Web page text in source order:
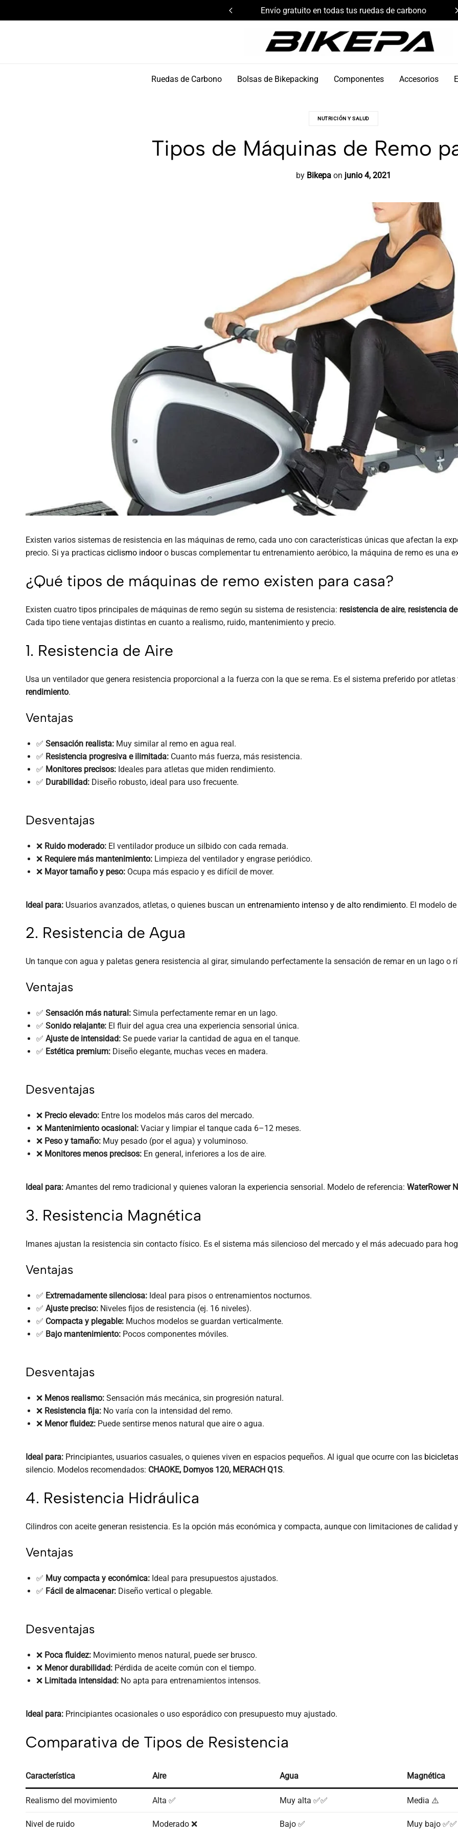
Envío gratuito en todas tus ruedas de carbono
Ruedas de Carbono
Bolsas de Bikepacking Componentes Accesorios
NUTRICIÓN Y SALUD
Tipos de Máquinas de Remo
by Bikepa on junio 4, 2021
Existen varios sistemas de resistencia en las máquinas de remo, cada uno con características únicas que afectan la
precio. Si ya practicas ciclismo indooro buscas complementar tu entrenamiento aeróbico, la máquina de remo es una
¿Qué tipos de máquinas de remo existen para casa?
Existen cuatro tipos principales de máquinas de remo según su sistema de resistencia: resistencia de aire, resistencia
Cada tipo tiene ventajas distintas en cuanto a realismo, ruido, mantenimiento y precio.
1. Resistencia de Aire
Usa un ventilador que genera resistencia proporcional a la fuerza con la que se rema. Es el sistema preferido por
rendimiento.
Ventajas
✅ Sensación realista:Muy similar al remo en agua real.
✅ Resistencia progresiva e ilimitada:Cuanto más fuerza, más resistencia.
✅ Monitores precisos:Ideales para atletas que miden rendimiento.
✅ Durabilidad:Diseño robusto, ideal para uso frecuente.
Desventajas
❌ Ruido moderado:El ventilador produce un silbido con cada remada.
❌ Requiere más mantenimiento:Limpieza del ventilador y engrase periódico.
❌ Mayor tamaño y peso:Ocupa más espacio y es difícil de mover.
Ideal para: Usuarios avanzados, atletas, o quienes buscan un entrenamiento intenso y de alto rendimiento. El modelo
2. Resistencia de Agua
Un tanque con agua y paletas genera resistencia al girar, simulando perfectamente la sensación de remar en un lago o
Ventajas
✅ Sensación más natural:Simula perfectamente remar en un lago.
✅ Sonido relajante:El fluir del agua crea una experiencia sensorial única.
✅ Ajuste de intensidad:Se puede variar la cantidad de agua en el tanque.
✅ Estética premium:Diseño elegante, muchas veces en madera.
Desventajas
❌ Precio elevado:Entre los modelos más caros del mercado.
❌ Mantenimiento ocasional:Vaciar y limpiar el tanque cada 6–12 meses.
❌ Peso y tamaño:Muy pesado (por el agua) y voluminoso.
❌ Monitores menos precisos:En general, inferiores a los de aire.
Ideal para: Amantes del remo tradicional y quienes valoran la experiencia sensorial. Modelo de referencia: WaterRower
3. Resistencia Magnética
Imanes ajustan la resistencia sin contacto físico. Es el sistema más silencioso del mercado y el más adecuado para
Ventajas
✅ Extremadamente silenciosa:Ideal para pisos o entrenamientos nocturnos.
✅ Ajuste preciso:Niveles fijos de resistencia (ej. 16 niveles).
✅ Compacta y plegable:Muchos modelos se guardan verticalmente.
✅ Bajo mantenimiento:Pocos componentes móviles.
Desventajas
❌ Menos realismo:Sensación más mecánica, sin progresión natural.
❌ Resistencia fija:No varía con la intensidad del remo.
❌ Menor fluidez:Puede sentirse menos natural que aire o agua.
Ideal para: Principiantes, usuarios casuales, o quienes viven en espacios pequeños. Al igual que ocurre con las
silencio. Modelos recomendados: CHAOKE, Domyos 120, MERACH Q1S.
4. Resistencia Hidráulica
Cilindros con aceite generan resistencia. Es la opción más económica y compacta, aunque con limitaciones de calidad
Ventajas
✅ Muy compacta y económica:Ideal para presupuestos ajustados.
✅ Fácil de almacenar:Diseño vertical o plegable.
Desventajas
❌ Poca fluidez:Movimiento menos natural, puede ser brusco.
❌ Menor durabilidad:Pérdida de aceite común con el tiempo.
❌ Limitada intensidad:No apta para entrenamientos intensos.
Ideal para: Principiantes ocasionales o uso esporádico con presupuesto muy ajustado.
Comparativa de Tipos de Resistencia
Característica Aire Agua Magnética
Realismo del movimiento Alta ✅ Muy alta ✅✅ Media ⚠️
Nivel de ruido Moderado ❌ Bajo ✅ Muy bajo ✅✅